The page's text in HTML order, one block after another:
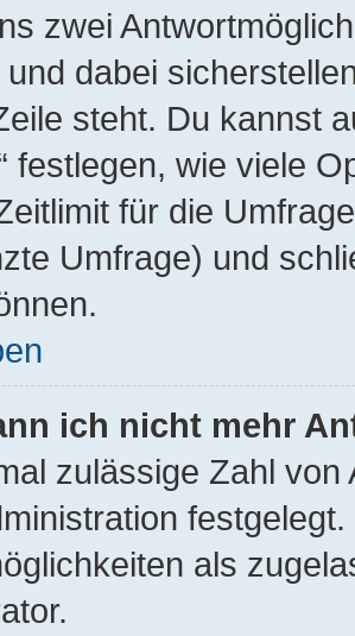
zwei
dabei
steht. Du kannst
festlegen, wie viele
für die
Umfrage) und
ich nicht mehr
zulässige Zahl
als